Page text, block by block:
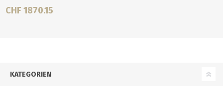
CHF 1870.15
KATEGORIEN